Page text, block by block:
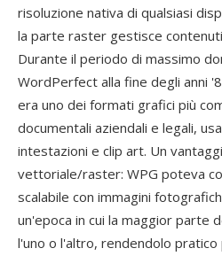
risoluzione nativa di qualsiasi
la parte raster gestisce
Durante il periodo di massimo
WordPerfect alla fine degli anni
era uno dei formati grafici più
documentali aziendali e legali,
intestazioni e clip art. Un
vettoriale/raster: WPG poteva
scalabile con immagini
un'epoca in cui la maggior parte
l'uno o l'altro, rendendolo